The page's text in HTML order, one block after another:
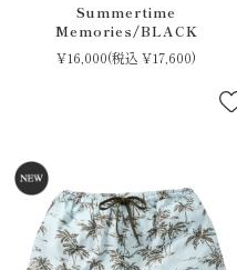
Summertime
Memories/BLACK
¥16,000(税込 ¥17,600)